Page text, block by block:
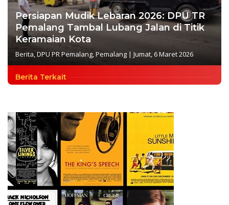
Persiapan Mudik Lebaran 2026: DPU TR
Pemalang Tambal Lubang Jalan di Titik
Keramaian Kota
Berita,DPU PR Pemalang,Pemalang | Jumat, 6 Maret 2026
Berita Terkait